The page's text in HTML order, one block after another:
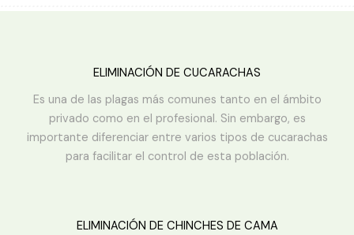
ELIMINACIÓN DE CUCARACHAS
Es una de las plagas más comunes tanto en el ámbito
privado como en el profesional. Sin embargo, es
importante diferenciar entre varios tipos de cucarachas
para facilitar el control de esta población.
ELIMINACIÓN DE CHINCHES DE CAMA